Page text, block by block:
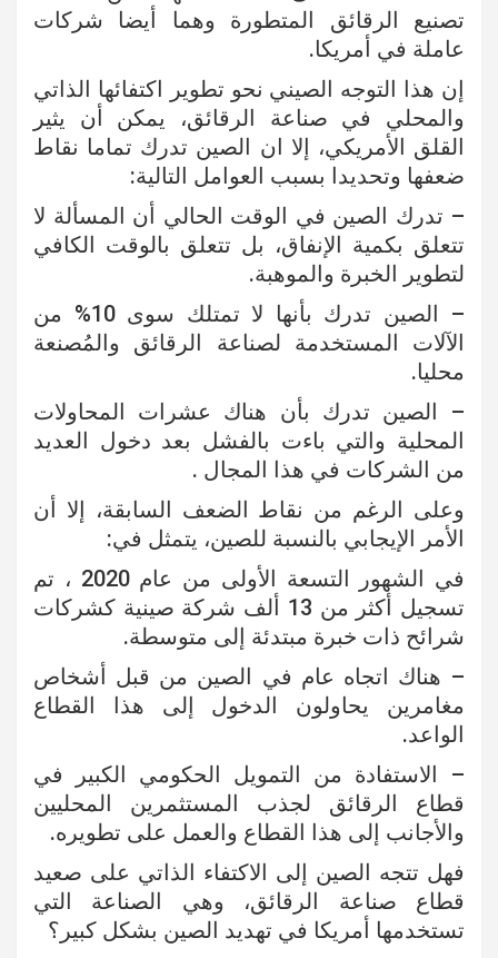
تصنيع الرقائق المتطورة وهما أيضا شركات
عاملة في أمريكا.
إن هذا التوجه الصيني نحو تطوير اكتفائها الذاتي
والمحلي في صناعة الرقائق، يمكن أن يثير
القلق الأمريكي، إلا ان الصين تدرك تماما نقاط
ضعفها وتحديدا بسبب العوامل التالية:
– تدرك الصين في الوقت الحالي أن المسألة لا
تتعلق بكمية الإنفاق، بل تتعلق بالوقت الكافي
لتطوير الخبرة والموهبة.
– الصين تدرك بأنها لا تمتلك سوى 10% من
الآلات المستخدمة لصناعة الرقائق والمُصنعة
محليا.
– الصين تدرك بأن هناك عشرات المحاولات
المحلية والتي باءت بالفشل بعد دخول العديد
من الشركات في هذا المجال .
وعلى الرغم من نقاط الضعف السابقة، إلا أن
الأمر الإيجابي بالنسبة للصين، يتمثل في:
في الشهور التسعة الأولى من عام 2020 ، تم
تسجيل أكثر من 13 ألف شركة صينية كشركات
شرائح ذات خبرة مبتدئة إلى متوسطة.
– هناك اتجاه عام في الصين من قبل أشخاص
مغامرين يحاولون الدخول إلى هذا القطاع
الواعد.
– الاستفادة من التمويل الحكومي الكبير في
قطاع الرقائق لجذب المستثمرين المحليين
والأجانب إلى هذا القطاع والعمل على تطويره.
فهل تتجه الصين إلى الاكتفاء الذاتي على صعيد
قطاع صناعة الرقائق، وهي الصناعة التي
تستخدمها أمريكا في تهديد الصين بشكل كبير؟